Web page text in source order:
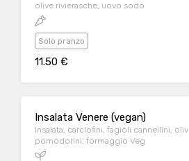
olive rivierasche, uovo sodo
Solo pranzo
11.50 €
Insalata Venere (vegan)
Insalata, carciofini, fagioli cannellini,
pomodorini, formaggio Veg